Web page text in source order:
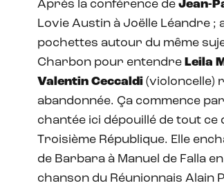
Après la conférence de Jean-
Lovie Austin à Joëlle Léandre
pochettes autour du même
Charbon pour entendre Leila
Valentin Ceccaldi (violoncelle)
abandonnée. Ça commence
chantée ici dépouillé de tout
Troisième République. Elle
de Barbara à Manuel de Falla
chanson du Réunionnais Alain